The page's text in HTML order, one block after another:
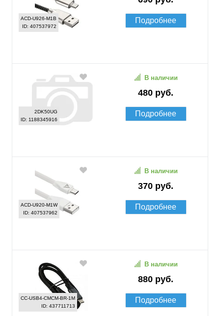
ACD-U926-M1B
ID: 407537972
Подробнее
2DK50UG
ID: 1188345916
480 руб.
В наличии
Подробнее
ACD-U920-M1W
ID: 407537962
370 руб.
В наличии
Подробнее
CC-USB4-CMCM-BR-1M
ID: 437711713
880 руб.
В наличии
Подробнее